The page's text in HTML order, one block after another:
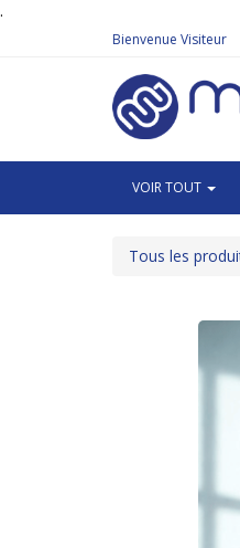
.
Bienvenue Visiteur
VOIR TOUT
Tous les